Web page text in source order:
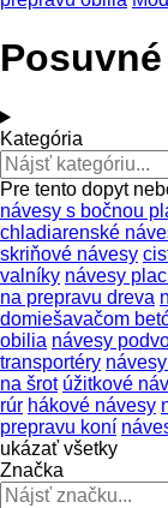
Kategória
Pre tento dopyt
návesy s bočnou
chladiarenské
skriňové návesy
valníky návesy
na prepravu dreva
domiešavačom
obilia návesy
transportéry
na šrot úžitkové
rúr hákové návesy
prepravu koní
ukázať všetky
Značka